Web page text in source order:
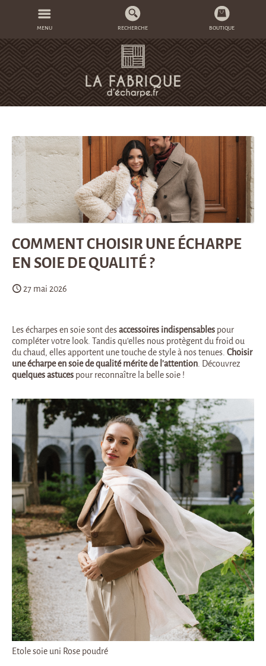
MENU RECHERCHE BOUTIQUE
COMMENT CHOISIR UNE ÉCHARPE
EN SOIE DE QUALITÉ ?
27 mai 2026
Les écharpes en soie sont desaccessoires indispensables pour
compléter votre look. Tandis qu’elles nous protègent du froid ou
du chaud, elles apportent une touche de style à nos tenues. Choisir
une écharpe en soie de qualité mérite de l’attention. Découvrez
quelques astuces pour reconnaître la belle soie !
Etole soie uni Rose poudré